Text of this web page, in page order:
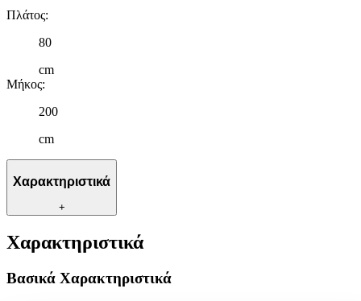
Πλάτος:
80
cm
Μήκος:
200
cm
Χαρακτηριστικά
+
Χαρακτηριστικά
Βασικά Χαρακτηριστικά